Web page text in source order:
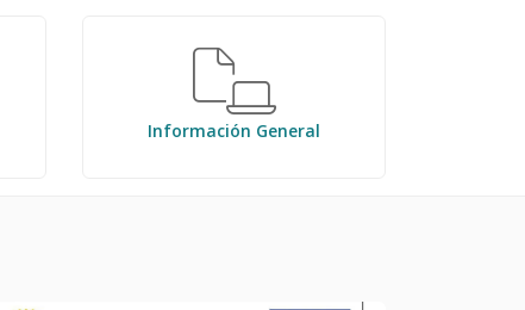
Información General